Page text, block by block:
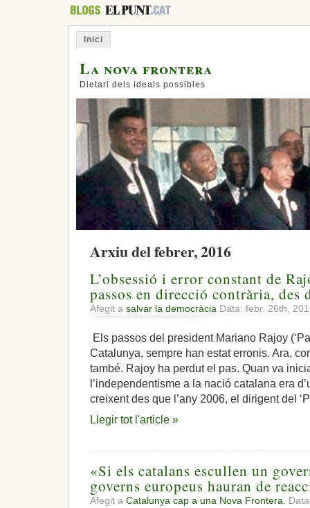
Inici
La nova frontera
Dietari dels ideals possibles
Arxiu del febrer, 2016
L’obsessió i error constant de
passos en direcció contrària, des
Afegit a salvar la democràcia Data: febr. 26th,
Els passos del president Mariano Rajoy
Catalunya, sempre han estat erronis. Ara,
també. Rajoy ha perdut el pas. Quan va
l’independentisme a la nació catalana era
creixent des que l’any 2006, el dirigent del
Llegir tot l'article »
«Si els catalans escullen un
governs europeus hauran de
Afegit a Catalunya cap a una Nova Frontera.